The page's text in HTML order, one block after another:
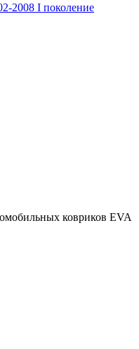
2008 I поколение
ковриков EVA